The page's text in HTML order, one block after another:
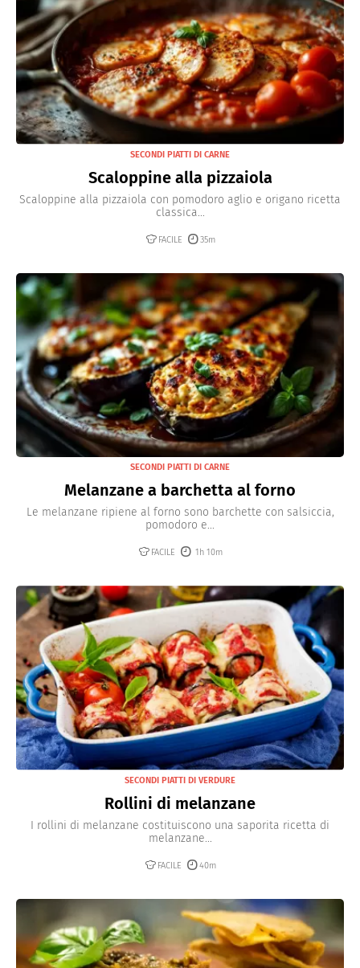
SECONDI PIATTI DI CARNE
Scaloppine alla pizzaiola
Scaloppine alla pizzaiola con pomodoro aglio e origano ricetta
classica...
FACILE 35m
SECONDI PIATTI DI CARNE
Melanzane a barchetta al forno
Le melanzane ripiene al forno sono barchette con salsiccia,
pomodoro e...
FACILE 1h 10m
SECONDI PIATTI DI VERDURE
Rollini di melanzane
I rollini di melanzane costituiscono una saporita ricetta di
melanzane...
FACILE 40m